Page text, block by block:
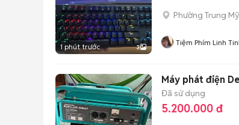
1 phút trước 3
Phường Trung
Tiệm Phím Linh
Máy phát điện
Đã sử dụng
5.200.000 đ